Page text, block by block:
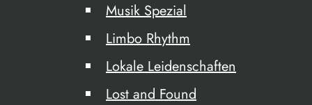
Musik Spezial
Limbo Rhythm
Lokale Leidenschaften
Lost and Found